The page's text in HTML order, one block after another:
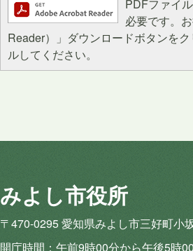
PDFファイ
必要です。
Reader）」ダウンロードボタンを
ルしてください。
みよし市役所
〒470-0295 愛知県みよし市三好町小
開庁時間
午前9時00分から午後5時